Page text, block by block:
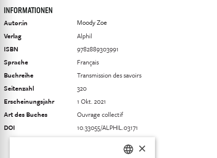
INFORMATIONEN
Autor:in
Moody Zoe
Verlag
Alphil
ISBN
9782889303991
Sprache
Français
Buchreihe
Transmission des savoirs
Seitenzahl
320
Erscheinungsjahr
1 Okt. 2021
Art des Buches
Ouvrage collectif
DOI
10.33055/ALPHIL.03171
×